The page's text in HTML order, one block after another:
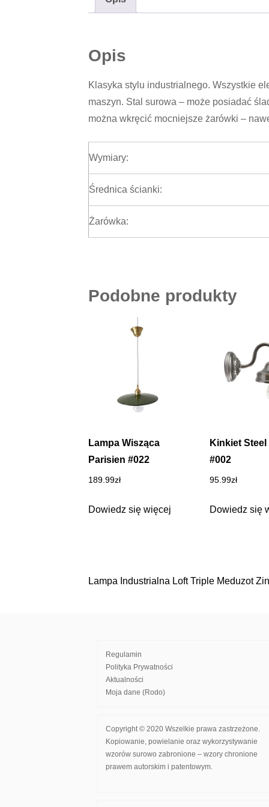
Opis
Klasyka stylu industrialnego. Wszystkie
maszyn. Stal surowa – może posiadać
można wkręcić mocniejsze żarówki –
Wymiary:
Średnica ścianki:
Żarówka:
Podobne produkty
Lampa Wisząca
Parisien #022
189.99zł
Dowiedz się więcej
Kinkiet
#002
95.99zł
Dowiedz się
Nawigacja
Lampa Industrialna Loft Triple Meduzot
Regulamin
Polityka Prywatności
Aktualności
Moja dane (Rodo)
Copyright © 2020 Wszelkie prawa zastrzeżone.
Kopiowanie, powielanie oraz wykorzystywanie
wzorów surowo zabronione – wzory chronione
prawem autorskim i patentowym.